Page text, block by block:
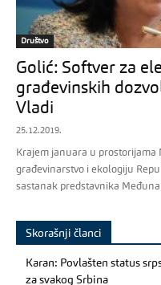
Društvo
Golić: Softver za
građevinskih
Vladi
25.12.2019.
Krajem januara u
građevinarstvo i ekologiju
sastanak predstavnika
Skorašnji članci
Karan: Povlašten status
za svakog Srbina